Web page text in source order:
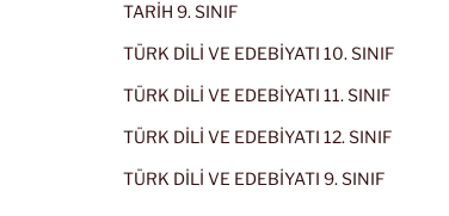
TARİH 9. SINIF
TÜRK DİLİ VE EDEBİYATI 10. SINIF
TÜRK DİLİ VE EDEBİYATI 11. SINIF
TÜRK DİLİ VE EDEBİYATI 12. SINIF
TÜRK DİLİ VE EDEBİYATI 9. SINIF